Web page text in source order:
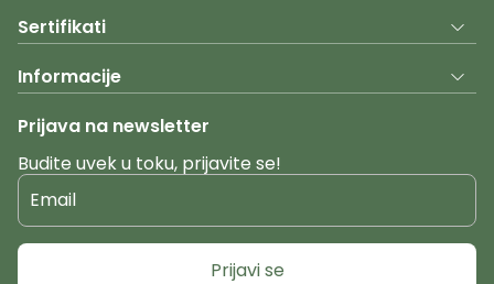
Sertifikati
Informacije
Prijava na newsletter
Budite uvek u toku, prijavite se!
Email
Prijavi se